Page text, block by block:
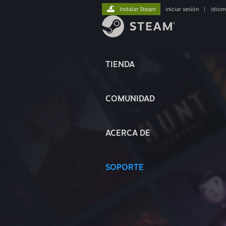
TIENDA
COMUNIDAD
ACERCA DE
SOPORTE
Instalar Steam iniciar sesión